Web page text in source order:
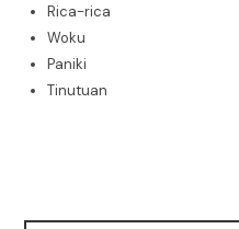
Rica-rica
Woku
Paniki
Tinutuan